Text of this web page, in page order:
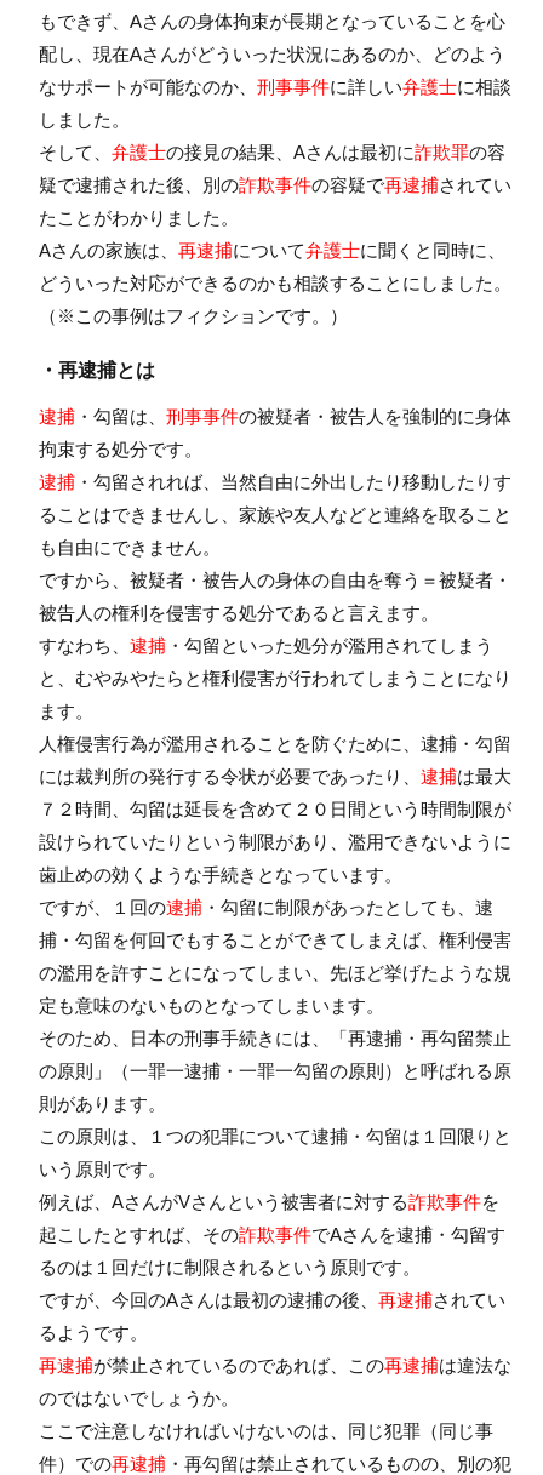
もできず、Aさんの身体拘束が長期となっていることを心
配し、現在Aさんがどういった状況にあるのか、どのよう
なサポートが可能なのか、 刑事事件に詳しい弁護士に相談
しました。
そして、 弁護士の接見の結果、Aさんは最初に詐欺罪の容
疑で逮捕された後、別の詐欺事件の容疑で再逮捕されてい
たことがわかりました。
Aさんの家族は、 再逮捕について弁護士に聞くと同時に、
どういった対応ができるのかも相談することにしました。
（※この事例はフィクションです。）
・再逮捕とは
逮捕 ・勾留は、 刑事事件の被疑者・被告人を強制的に身体
拘束する処分です。
逮捕 ・勾留されれば、当然自由に外出したり移動したりす
ることはできませんし、家族や友人などと連絡を取ること
も自由にできません。
ですから、被疑者・被告人の身体の自由を奪う＝被疑者・
被告人の権利を侵害する処分であると言えます。
すなわち、 逮捕 ・勾留といった処分が濫用されてしまう
と、むやみやたらと権利侵害が行われてしまうことになり
ます。
人権侵害行為が濫用されることを防ぐために、逮捕・勾留
には裁判所の発行する令状が必要であったり、 逮捕は最大
７２時間、勾留は延長を含めて２０日間という時間制限が
設けられていたりという制限があり、濫用できないように
歯止めの効くような手続きとなっています。
ですが、１回の逮捕 ・勾留に制限があったとしても、逮
捕・勾留を何回でもすることができてしまえば、権利侵害
の濫用を許すことになってしまい、先ほど挙げたような規
定も意味のないものとなってしまいます。
そのため、日本の刑事手続きには、「再逮捕・再勾留禁止
の原則 」（一罪一逮捕・一罪一勾留の原則）と呼ばれる原
則があります。
この原則は、１つの犯罪について逮捕・勾留は１回限りと
いう原則です。
例えば、AさんがVさんという被害者に対する詐欺事件を
起こしたとすれば、その詐欺事件でAさんを逮捕・勾留す
るのは１回だけに制限されるという原則です。
ですが、今回のAさんは最初の逮捕の後、 再逮捕されてい
るようです。
再逮捕が禁止されているのであれば、この再逮捕は違法な
のではないでしょうか。
ここで注意しなければいけないのは、同じ犯罪（同じ事
件）での再逮捕 ・再勾留は禁止されているものの、別の犯